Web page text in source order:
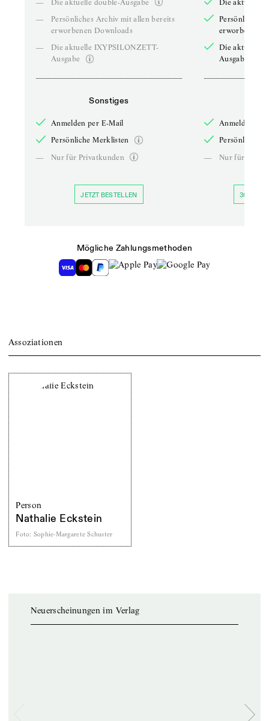
—
Die aktuelle double-Ausgabe
—
Persönliches Archiv mit allen bereits
erworbenen Downloads
—
Die aktuelle IXYPSILONZETT-
Ausgabe
Sonstiges
Anmelden per E-Mail
Persönliche Merklisten
—
Nur für Privatkunden
JETZT BESTELLEN
Die aktuelle
Persönliches
erworbenen
Die aktuelle
Ausgabe
Anmelden
Persönliche
—
Nur für
30 TAGE
Mögliche Zahlungsmethoden
Assoziationen
Person
Nathalie Eckstein
Foto: Sophie-Margarete Schuster
Neuerscheinungen im Verlag